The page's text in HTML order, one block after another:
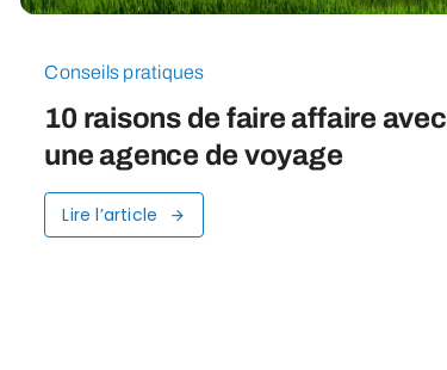
Conseils pratiques
10 raisons de faire affaire avec
une agence de voyage
Lire l’article